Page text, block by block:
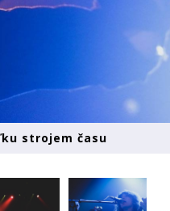
strojem času